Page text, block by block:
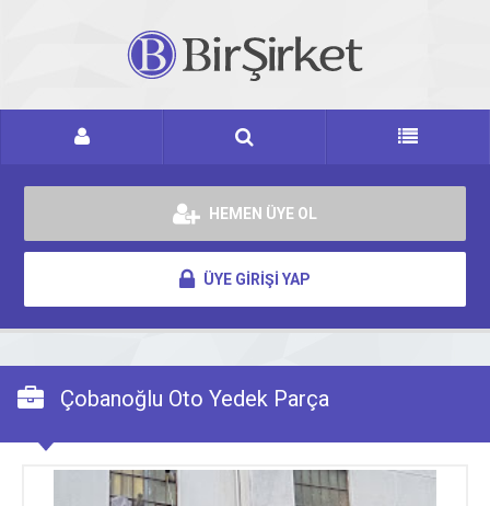
HEMEN ÜYE OL
ÜYE GİRİŞİ YAP
Çobanoğlu Oto Yedek Parça